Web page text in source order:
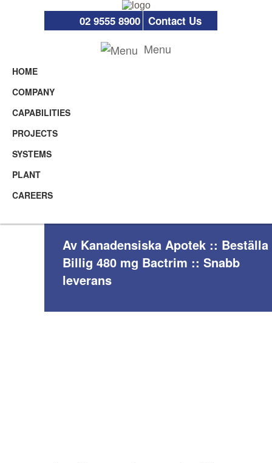
02 9555 8900 Contact Us
Menu
HOME
COMPANY
CAPABILITIES
PROJECTS
SYSTEMS
PLANT
CAREERS
Av Kanadensiska Apotek :: Beställa
Billig 480 mg Bactrim :: Snabb
leverans